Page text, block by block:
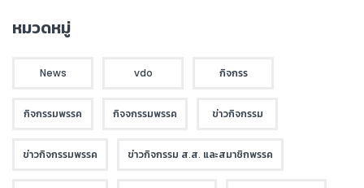
หมวดหมู่
News vdo กิจกรร
กิจกรรมพรรค กิจจกรรมพรรค ข่าวกิจกรรม
ข่าวกิจกรรมพรรค ข่าวกิจกรรม ส.ส. และสมาชิกพรรค